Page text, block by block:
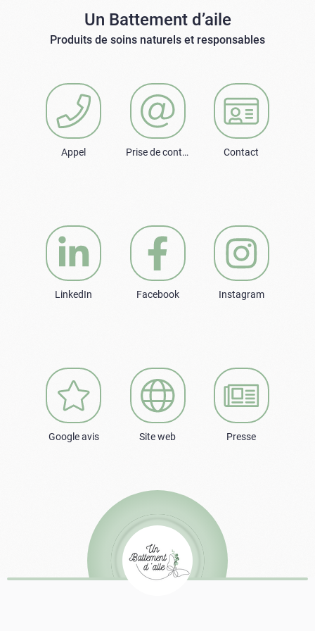
Un Battement d’aile
Produits de soins naturels et responsables
Appel Prise de contact Contact
LinkedIn Facebook Instagram
Google avis Site web Presse